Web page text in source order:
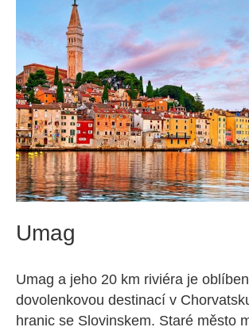
Umag
Umag a jeho 20 km riviéra je
dovolenkovou destinací v
hranic se Slovinskem. Staré město